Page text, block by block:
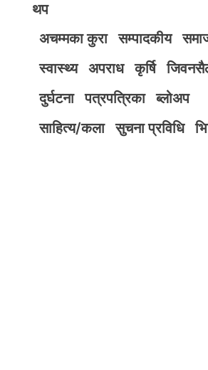
थप
अचम्मका कुरा
सम्पादकीय
स्वास्थ्य
अपराध कृर्षि
दुर्घटना
पत्रपत्रिका
ब्लोअप
साहित्य/कला
सुचना प्रविधि